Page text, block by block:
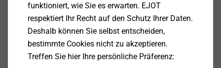
Produkt anzeigen
funktioniert, wie Sie es erwarten. EJOT
respektiert Ihr Recht auf den Schutz Ihrer Daten.
Deshalb können Sie selbst entscheiden,
bestimmte Cookies nicht zu akzeptieren.
Treffen Sie hier Ihre persönliche Präferenz: